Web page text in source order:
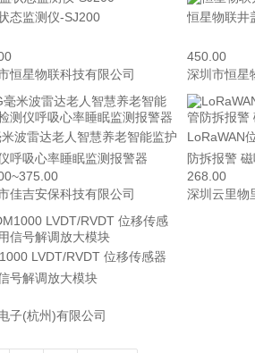
态监测仪-SJ200
恒星物联科技有限公司
恒星物联井
450.00
深圳市恒星
波雷达老人智慧养老智能监护
呼吸心率睡眠监测报警器
佳吉安保科技有限公司
LoRaWAN
防拆报警
268.00
深圳云里物
LVDT/RVDT 位移传感器
号解调放大模块
子(杭州)有限公司